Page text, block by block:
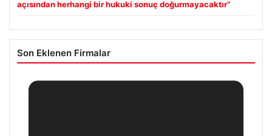
açısından herhangi bir hukuki sonuç doğurmayacaktır”
Son Eklenen Firmalar